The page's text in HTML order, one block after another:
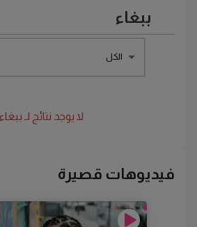
الكل
لا يوجد نتائج لـ ببغاء
فيديوهات قصيرة